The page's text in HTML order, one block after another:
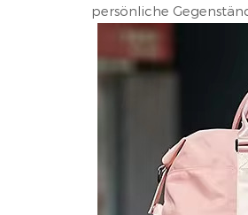
persönliche